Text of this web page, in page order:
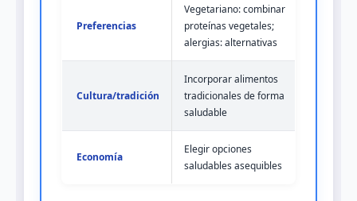
Preferencias
Vegetariano: combinar
proteínas vegetales;
alergias: alternativas
Cultura/tradición
Incorporar alimentos
tradicionales de forma
saludable
Economía
Elegir opciones
saludables asequibles